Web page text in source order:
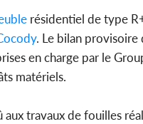
résidentiel de type
. Le bilan
en charge par le
matériels.
travaux de fouilles